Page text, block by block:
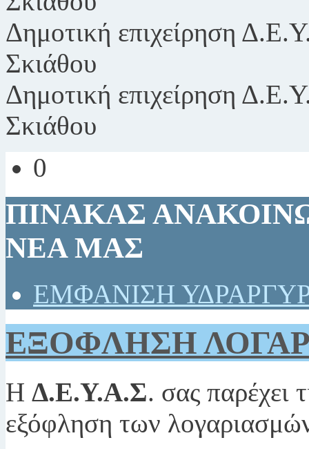
Δημοτική επιχείρηση
Σκιάθου
Δημοτική επιχείρηση
Σκιάθου
0
ΠΙΝΑΚΑΣ
ΝΕΑ ΜΑΣ
ΕΜΦΑΝΙΣΗ
ΕΞΟΦΛΗΣΗ
Η Δ.Ε.Υ.Α.Σ. σας παρέχει
εξόφληση των